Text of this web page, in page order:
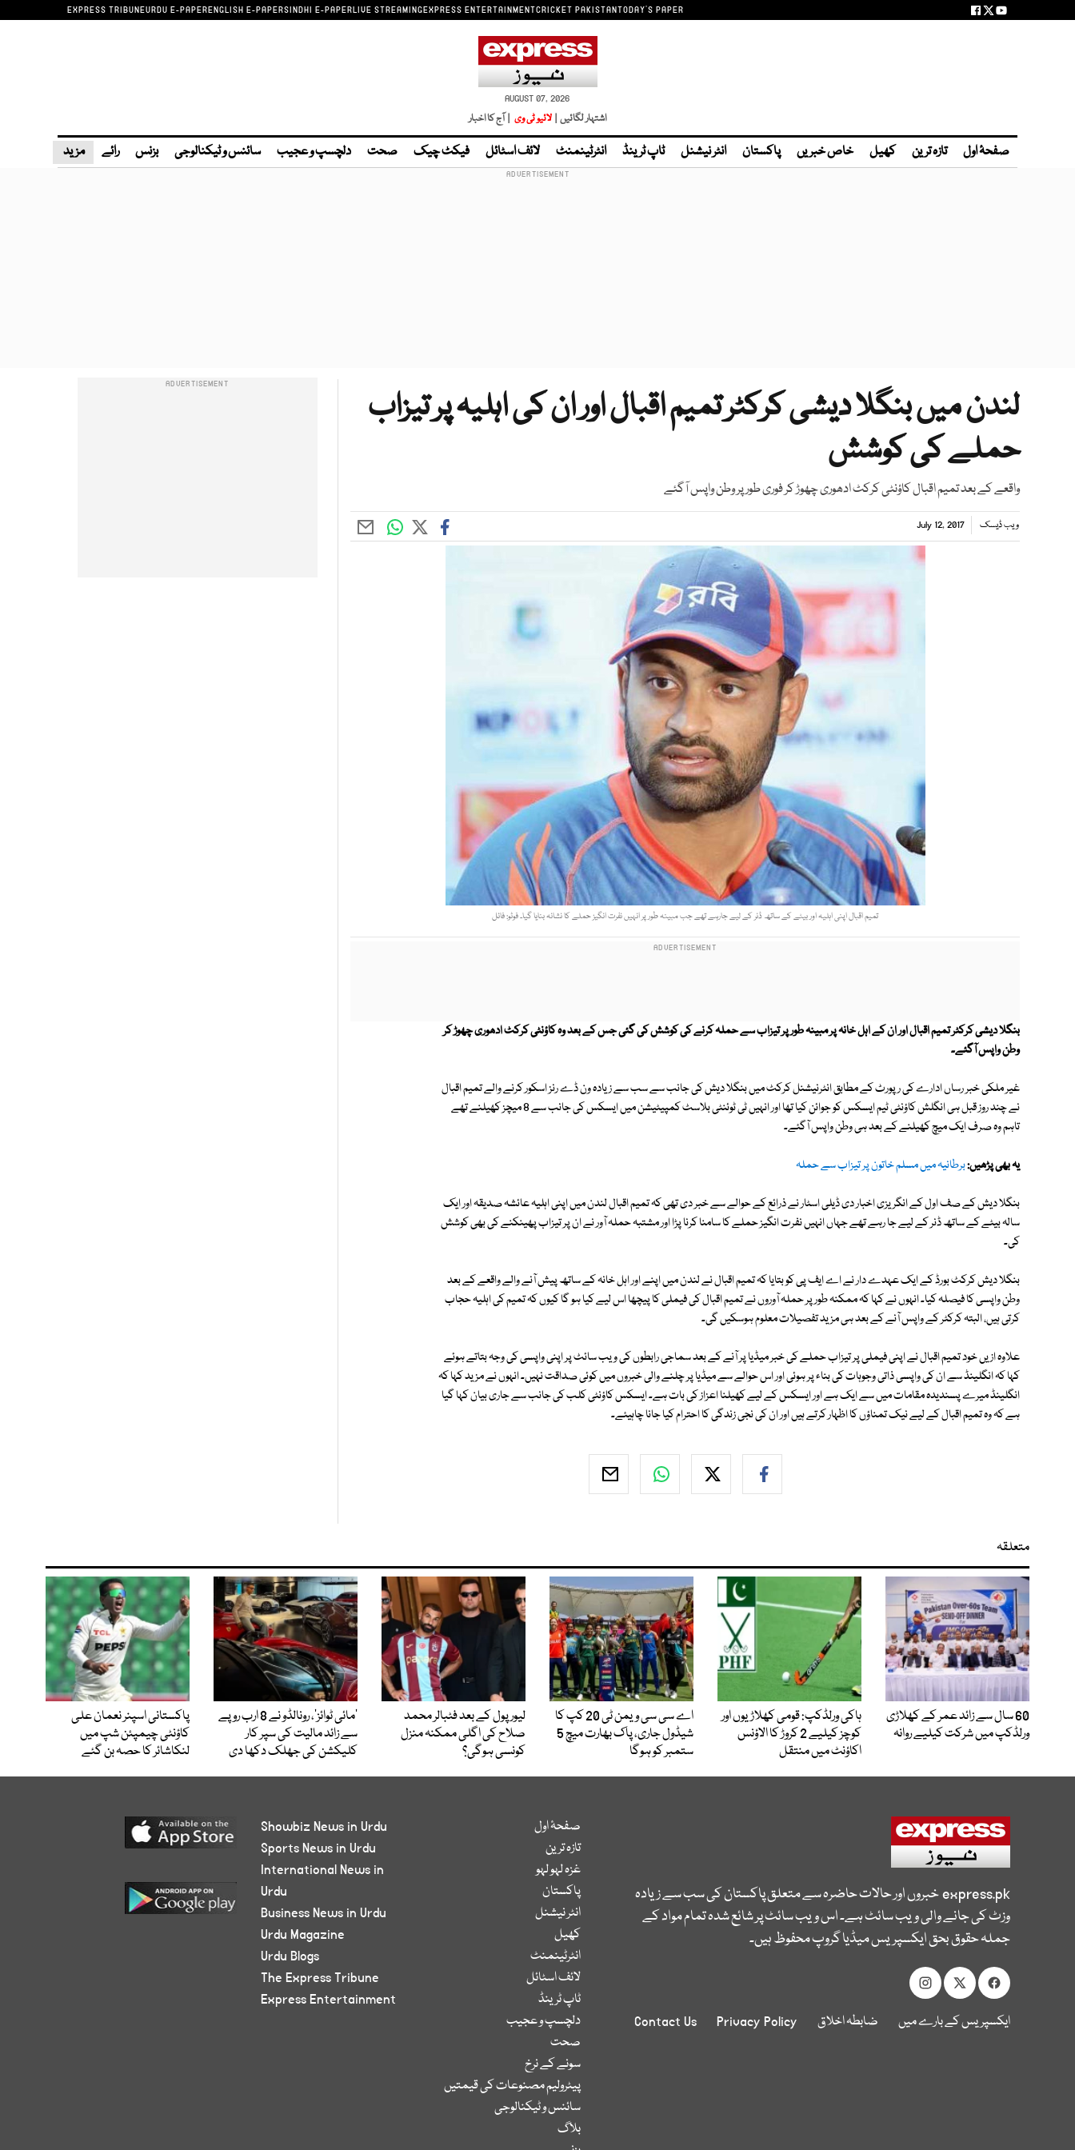
EXPRESS TRIBUNEURDU E-PAPERENGLISH E-PAPERSINDHI E-PAPERLIVE STREAMINGEXPRESS ENTERTAINMENTCRICKET PAKISTANTODAY'S PAPER
AUGUST 07, 2026
اشتہار لگائیں | لائیو ٹی وی | آج کا اخبار
صفحۂ اول تازہ ترین کھیل خاص خبریں پاکستان انٹر نیشنل ٹاپ ٹرینڈ انٹرٹینمنٹ لائف اسٹائل فیکٹ چیک صحت دلچسپ و عجیب سائنس و ٹیکنالوجی بزنس رائے مزید
لندن میں بنگلا دیشی کرکٹر تمیم اقبال اور ان کی اہلیہ پر تیزاب
حملے کی کوشش
واقعے کے بعد تمیم اقبال کاؤنٹی کرکٹ ادھوری چھوڑ کر فوری طور پر وطن واپس آگئے
ویب ڈیسک July 12, 2017
تمیم اقبال اپنی اہلیہ اور بیٹے کے ساتھ ڈنر کے لیے جارہے تھے جب مبینہ طور پر انہیں نفرت انگیز حملے کا نشانہ بنایا گیا۔ فوٹو: فائل
بنگلا دیشی کرکٹر تمیم اقبال اور ان کے اہل خانہ پر مبینہ طور پر تیزاب سے حملہ کرنے کی کوشش کی گئی جس کے بعد وہ کاؤنٹی کرکٹ ادھوری چھوڑ کر
وطن واپس آگئے۔
غیر ملکی خبر رساں ادارے کی رپورٹ کے مطابق انٹرنیشنل کرکٹ میں بنگلا دیش کی جانب سے سب سے زیادہ ون ڈے رنز اسکور کرنے والے تمیم اقبال
نے چند روز قبل ہی انگلش کاؤنٹی ٹیم ایسکس کو جوائن کیا تھا اور انہیں ٹی ٹوئنٹی بلاسٹ کمپیٹیشن میں ایسکس کی جانب سے 8 میچز کھیلنے تھے
تاہم وہ صرف ایک میچ کھیلنے کے بعد ہی وطن واپس آگئے۔
یہ بھی پڑھیں:برطانیہ میں مسلم خاتون پر تیزاب سے حملہ
بنگلا دیش کے صف اول کے انگریزی اخبار دی ڈیلی اسٹار نے ذرائع کے حوالے سے خبر دی تھی کہ تمیم اقبال لندن میں اپنی اہلیہ عائشہ صدیقہ اور ایک
سالہ بیٹے کے ساتھ ڈنر کے لیے جا رہے تھے جہاں انہیں نفرت انگیز حملے کا سامنا کرنا پڑا اور مشتبہ حملہ آور نے ان پر تیزاب پھینکنے کی بھی کوشش
کی۔
بنگلا دیش کرکٹ بورڈ کے ایک عہدے دار نے اے ایف پی کو بتایا کہ تمیم اقبال نے لندن میں اپنے اور اہل خانہ کے ساتھ پیش آنے والے واقعے کے بعد
وطن واپسی کا فیصلہ کیا۔ انہوں نے کہا کہ ممکنہ طور پر حملہ آوروں نے تمیم اقبال کی فیملی کا پیچھا اس لیے کیا ہو گا کیوں کہ تمیم کی اہلیہ حجاب
کرتی ہیں، البتہ کرکٹر کے واپس آنے کے بعد ہی مزید تفصیلات معلوم ہوسکیں گی۔
علاوہ ازیں خود تمیم اقبال نے اپنی فیملی پر تیزاب حملے کی خبر میڈیا پر آنے کے بعد سماجی رابطوں کی ویب سائٹ پر اپنی واپسی کی وجہ بتاتے ہوئے
کہا کہ انگلینڈ سے ان کی واپسی ذاتی وجوہات کی بناء پر ہوئی اور اس حوالے سے میڈیا پر چلنے والی خبروں میں کوئی صداقت نہیں۔ انہوں نے مزید کہا کہ
انگلینڈ میرے پسندیدہ مقامات میں سے ایک ہے اور ایسکس کے لیے کھیلنا اعزاز کی بات ہے۔ ایسکس کاؤنٹی کلب کی جانب سے جاری بیان کہا گیا
ہے کہ وہ تمیم اقبال کے لیے نیک تمناؤں کا اظہار کرتے ہیں اور ان کی نجی زندگی کا احترام کیا جانا چاہیئے۔
متعلقہ
60 سال سے زائد عمر کے کھلاڑی
ورلڈکپ میں شرکت کیلیے روانہ
ہاکی ورلڈکپ: قومی کھلاڑیوں اور
کوچز کیلیے 2 کروڑ کا الاؤنس
اکاؤنٹ میں منتقل
اے سی سی ویمن ٹی 20 کپ کا
شیڈول جاری، پاک بھارت میچ 5
ستمبر کو ہوگا
لیور پول کے بعد فٹبالر محمد
صلاح کی اگلی ممکنہ منزل
کونسی ہوگی؟
’مائی ٹوائز‘، رونالڈو نے 8 ارب روپے
سے زائد مالیت کی سپر کار
کلیکشن کی جھلک دکھا دی
پاکستانی اسپنر نعمان علی
کاؤنٹی چیمپئن شپ میں
لنکاشائر کا حصہ بن گئے
express.pkخبروں اور حالات حاضرہ سے متعلق پاکستان کی سب سے زیادہ
وزٹ کی جانے والی ویب سائٹ ہے۔ اس ویب سائٹ پر شائع شدہ تمام مواد کے
جملہ حقوق بحق ایکسپریس میڈیا گروپ محفوظ ہیں۔
ایکسپریس کے بارے میں ضابطہ اخلاق Privacy Policy
Contact Us
صفحۂ اول
تازہ ترین
غزہ لہو لہو
پاکستان
انٹر نیشنل
کھیل
انٹرٹینمنٹ
لائف اسٹائل
ٹاپ ٹرینڈ
دلچسپ و عجیب
صحت
سونے کے نرخ
پیٹرولیم مصنوعات کی قیمتیں
سائنس و ٹیکنالوجی
بلاگ
Showbiz News in Urdu
Sports News in Urdu
International News in
Urdu
Business News in Urdu
Urdu Magazine
Urdu Blogs
The Express Tribune
Express Entertainment